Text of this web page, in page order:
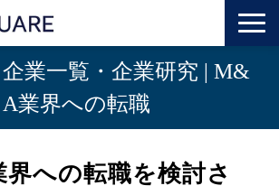
トップ
人材業界転職
業一覧・企業研究 | M&
A業界への転職
への転職を検討さ